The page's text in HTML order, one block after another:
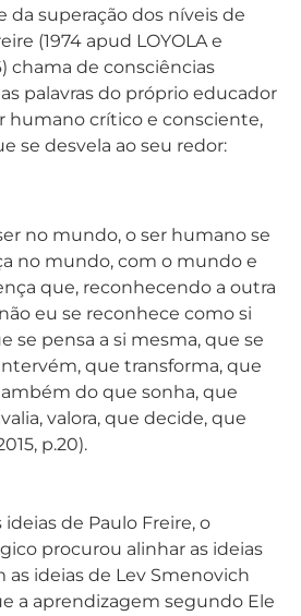
da superação dos níveis de
(1974 apud LOYOLA e
chama de consciências
palavras do próprio educador
humano crítico e consciente,
se desvela ao seu redor:
no mundo, o ser humano se
no mundo, com o mundo e
que, reconhecendo a outra
eu se reconhece como si
se pensa a si mesma, que se
que transforma, que
do que sonha, que
valora, que decide, que
p.20).
de Paulo Freire, o
procurou alinhar as ideias
as ideias de Lev Smenovich
a aprendizagem segundo Ele